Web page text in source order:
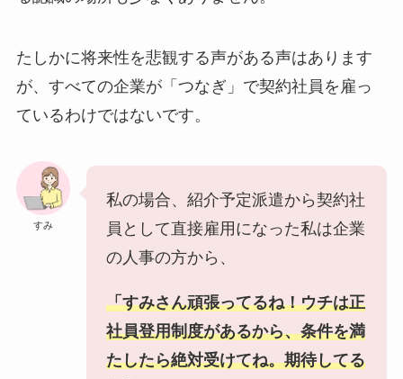
たしかに将来性を悲観する声がある声はあります
が、すべての企業が「つなぎ」で契約社員を雇っ
ているわけではないです。
すみ
私の場合、紹介予定派遣から契約社
員として直接雇用になった私は企業
の人事の方から、
「すみさん頑張ってるね！ウチは正
社員登用制度があるから、条件を満
たしたら絶対受けてね。期待してる